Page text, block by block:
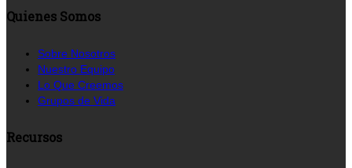
Quienes Somos
Sobre Nosotros
Nuestro Equipo
Lo Que Creemos
Grupos de Vida
Recursos